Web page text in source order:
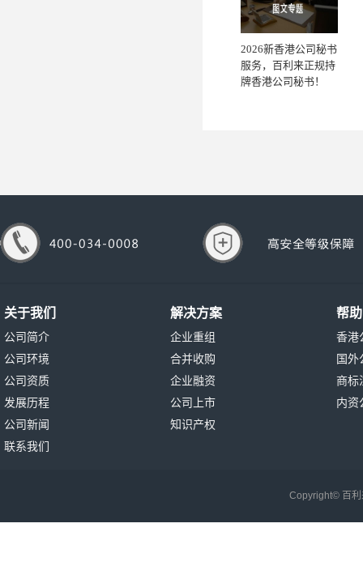
2026新香港公司秘书
服务，百利来正规持
牌香港公司秘书！
关于我们
公司简介
公司环境
公司资质
发展历程
公司新闻
联系我们
解决方案
企业重组
合并收购
企业融资
公司上市
知识产权
帮
香港
国外
商标
内资
Copyright© 百